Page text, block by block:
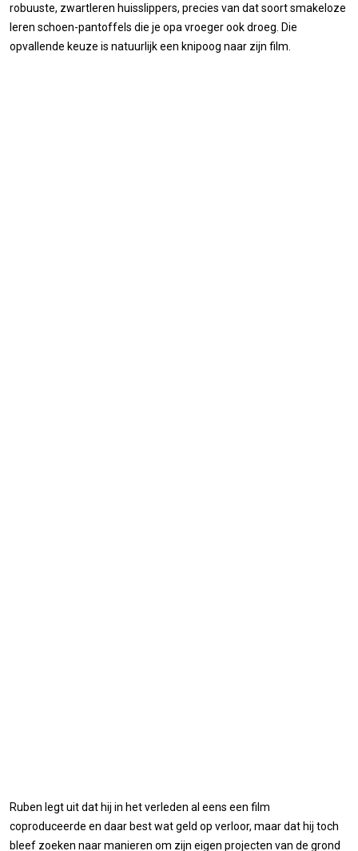
robuuste, zwartleren huisslippers, precies van dat soort smakeloze
leren schoen-pantoffels die je opa vroeger ook droeg. Die
opvallende keuze is natuurlijk een knipoog naar zijn film.
Ruben legt uit dat hij in het verleden al eens een film
coproduceerde en daar best wat geld op verloor, maar dat hij toch
bleef zoeken naar manieren om zijn eigen projecten van de grond